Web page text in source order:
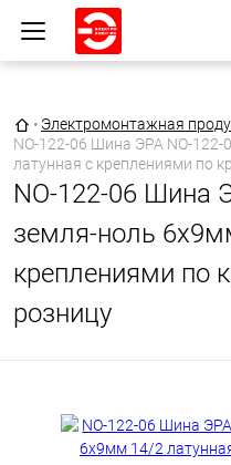
Главная страница
• Электромонтажная
NO-122-06 Шина ЭРА NO-
латунная с креплениями по
NO-122-06 Шина
земля-ноль
креплениями по
розницу